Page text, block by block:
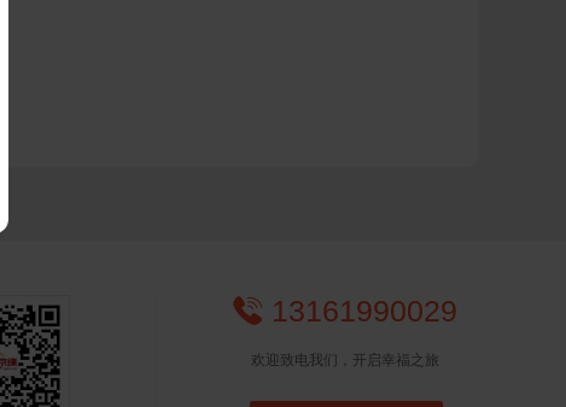
 13161990029
欢迎致电我们，开启幸福之旅